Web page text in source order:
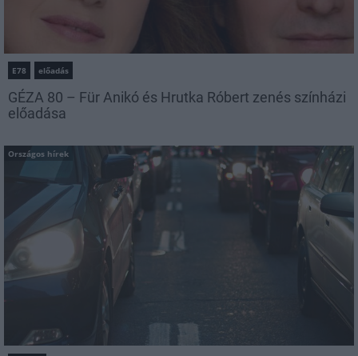
E78 előadás
GÉZA 80 – Für Anikó és Hrutka Róbert zenés színházi
előadása
Országos hírek